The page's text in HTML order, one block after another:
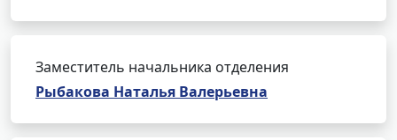
Заместитель начальника отделения
Рыбакова Наталья Валерьевна